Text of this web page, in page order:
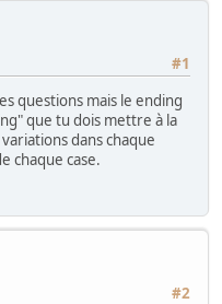
#1
questions mais le ending
que tu dois mettre à la
dans chaque
chaque case.
#2